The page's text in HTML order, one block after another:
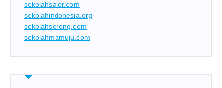
sekolahsalor.com
sekolahindonesia.org
sekolahsorong.com
sekolahmamuju.com